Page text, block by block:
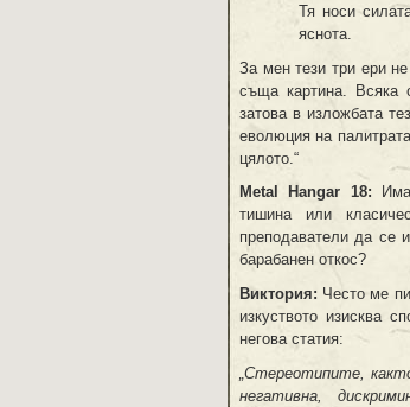
Тя носи
яснота.
За мен тези три ери
съща картина. Всяка
затова в изложбата
еволюция на
цялото.“
Metal Hangar 18:
тишина или
преподаватели да се
барабанен откос?
Виктория: Често ме
изкуството изисква
негова статия:
„Стереотипите,
негативна,